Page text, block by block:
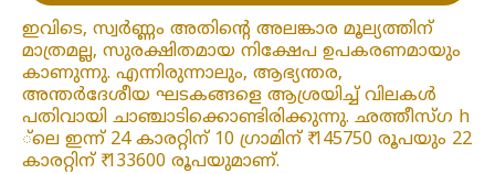
ഇവിടെ, സ്വർണ്ണം അതിന്റെ അലങ്കാര മൂല്യത്തിന്
മാത്രമല്ല, സുരക്ഷിതമായ നിക്ഷേപ ഉപകരണമായും
കാണുന്നു. എന്നിരുന്നാലും, ആഭ്യന്തര,
അന്തർദേശീയ ഘടകങ്ങളെ ആശ്രയിച്ച് വിലകൾ
പതിവായി ചാഞ്ചാടിക്കൊണ്ടിരിക്കുന്നു. ഛത്തീസ്ഗ h
്ലെ ഇന്ന് 24 കാരറ്റിന് 10 ഗ്രാമിന് ₹ 145750 രൂപയും 22
കാരറ്റിന് ₹ 133600 രൂപയുമാണ്.